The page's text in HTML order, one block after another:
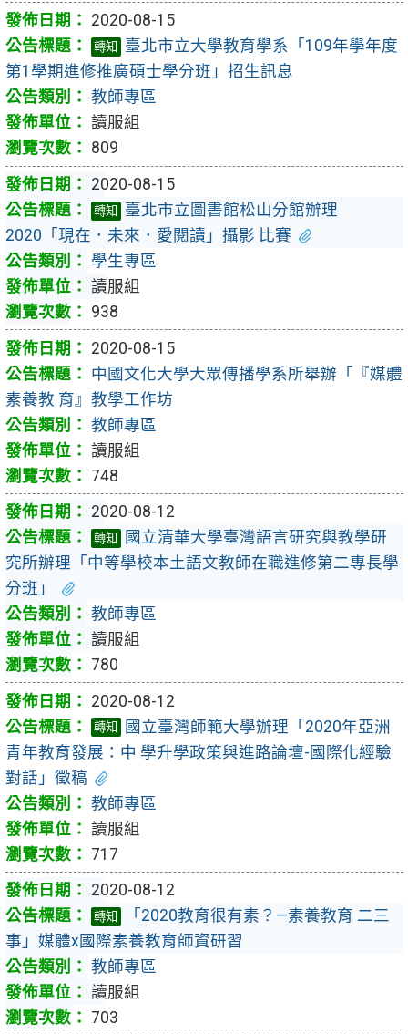
2020-08-15
轉知
臺北市立大學教育學系「109年學年度
第1學期進修推廣碩士學分班」招生訊息
教師專區
讀服組
809
2020-08-15
轉知
臺北市立圖書館松山分館辦理
2020「現在．未來．愛閱讀」攝影 比賽
學生專區
讀服組
938
2020-08-15
中國文化大學大眾傳播學系所舉辦「『媒體
素養教 育』教學工作坊
教師專區
讀服組
748
2020-08-12
轉知
國立清華大學臺灣語言研究與教學研
究所辦理「中等學校本土語文教師在職進修第二專長學
分班」
教師專區
讀服組
780
2020-08-12
轉知
國立臺灣師範大學辦理「2020年亞洲
青年教育發展：中 學升學政策與進路論壇-國際化經驗
對話」徵稿
教師專區
讀服組
717
2020-08-12
轉知
「2020教育很有素？—素養教育 二三
事」媒體x國際素養教育師資研習
教師專區
讀服組
703